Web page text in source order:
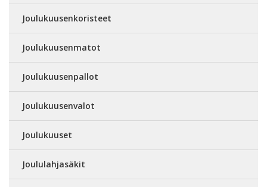
Joulukuusenkoristeet
Joulukuusenmatot
Joulukuusenpallot
Joulukuusenvalot
Joulukuuset
Joululahjasäkit